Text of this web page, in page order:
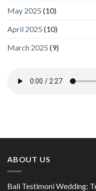
May 2025 (10)
April 2025 (10)
March 2025 (9)
ABOUT US
Bali Testimoni Wedding: